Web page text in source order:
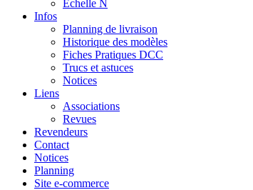
Echelle N
Infos
Planning de livraison
Historique des modèles
Fiches Pratiques DCC
Trucs et astuces
Notices
Liens
Associations
Revues
Revendeurs
Contact
Notices
Planning
Site e-commerce